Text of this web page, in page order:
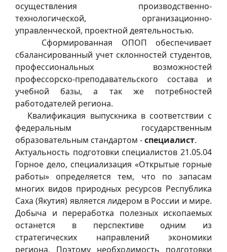
осуществления производственно-
технологической, организационно-
управленческой, проектной деятельностью.
Сформированная ОПОП обеспечивает
сбалансированный учет склонностей студентов,
профессиональных возможностей
профессорско-преподавательского состава и
учебной базы, а так же потребностей
работодателей региона.
Квалификация выпускника в соответствии с
федеральным государственным
образовательным стандартом -специалист.
Актуальность подготовки специалистов 21.05.04
Горное дело, специализация «Открытые горные
работы» определяется тем, что по запасам
многих видов природных ресурсов Республика
Саха (Якутия) является лидером в России и мире.
Добыча и переработка полезных ископаемых
останется в перспективе одним из
стратегических направлений экономики
региона. Поэтому необходимость подготовки